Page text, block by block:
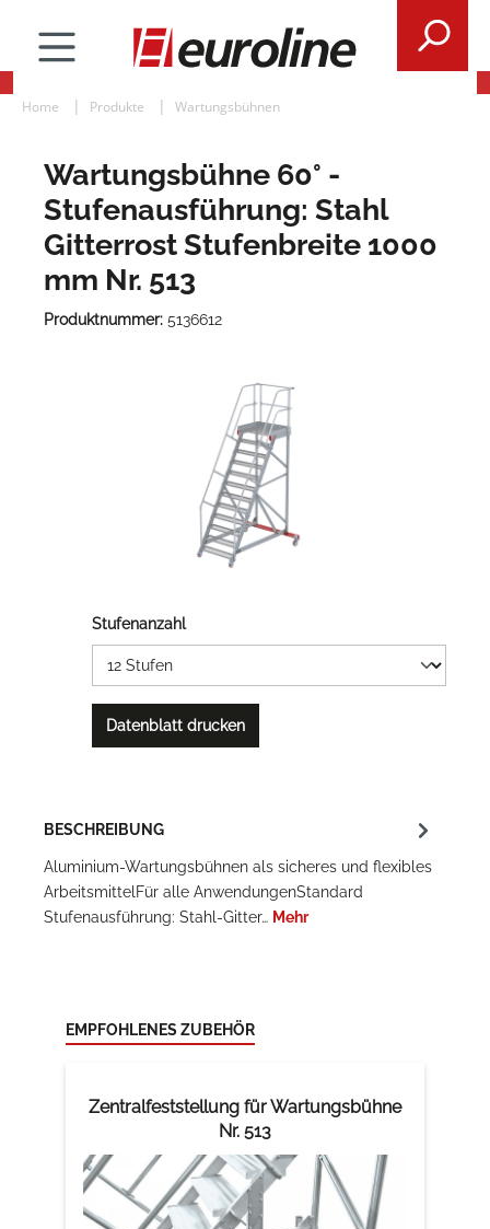
Home Produkte Wartungsbühnen
Wartungsbühne 60° -
Stufenausführung: Stahl
Gitterrost Stufenbreite 1000
mm Nr. 513
Produktnummer: 5136612
Stufenanzahl
Datenblatt drucken
BESCHREIBUNG
Aluminium-Wartungsbühnen als sicheres und flexibles
ArbeitsmittelFür alle AnwendungenStandard
Stufenausführung: Stahl-Gitter… Mehr
EMPFOHLENES ZUBEHÖR
Zentralfeststellung für Wartungsbühne
Nr. 513